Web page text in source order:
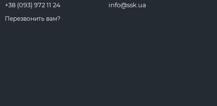
+38 (093) 972 11 24
Перезвонить вам?
info@ssk.ua